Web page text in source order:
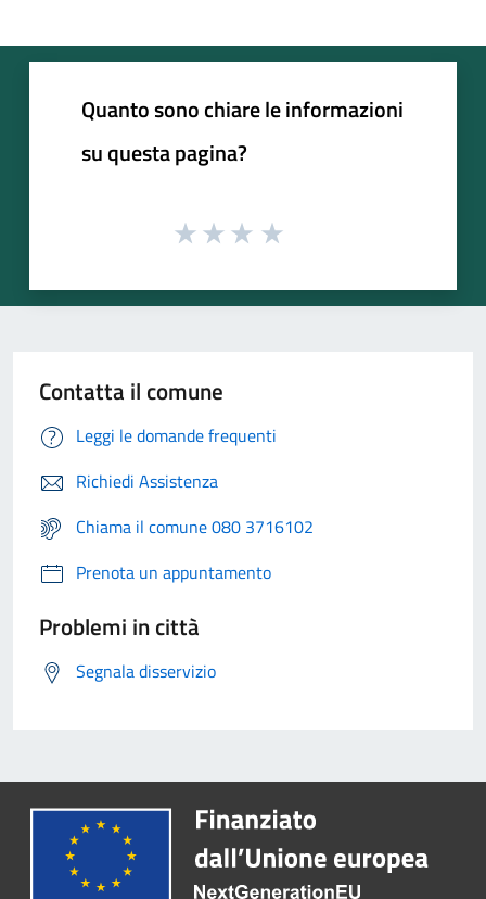
Quanto sono chiare le informazioni
su questa pagina?
Contatta il comune
Leggi le domande frequenti
Richiedi Assistenza
Chiama il comune 080 3716102
Prenota un appuntamento
Problemi in città
Segnala disservizio